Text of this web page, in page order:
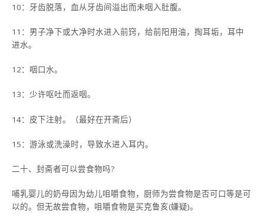
10：牙齿脱落，血从牙齿间溢出而未咽入肚腹。
11：男子净下或大净时水进入前窍，给前阳用油，掏耳垢，耳中
进水。
12：咽口水。
13：少许呕吐而返咽。
14：皮下注射。（最好在开斋后）
15：游泳或洗澡时，导致水进入耳内。
二十、封斋者可以尝食物吗?
哺乳婴儿的奶母因为幼儿咀嚼食物，厨师为尝食物是否可口等是可
以的。但无故尝食物，咀嚼食物是买克鲁亥(嫌疑)。